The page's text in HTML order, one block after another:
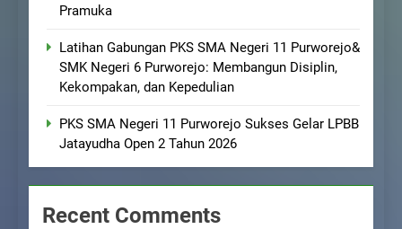
Pramuka
Latihan Gabungan PKS SMA Negeri 11 Purworejo&
SMK Negeri 6 Purworejo: Membangun Disiplin,
Kekompakan, dan Kepedulian
PKS SMA Negeri 11 Purworejo Sukses Gelar LPBB
Jatayudha Open 2 Tahun 2026
Recent Comments